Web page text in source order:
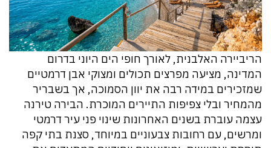
הריביירה האלבנית, לאורך חופי הים היוני בדרום
המדינה, מציעה מפרצים תכולים ומצוקי אבן דרמטיים
שמזכירים במידה רבה את יוון הסמוכה, אך בשבריר
מהמחיר ובלי צפיפות התיירים המוכרת. הבירה טירנה
עצמה עוברת בשנים האחרונות שינוי פני עיר דרמטי
ומרשים, עם רחובות צבעוניים במיוחד, סצנת בתי קפה